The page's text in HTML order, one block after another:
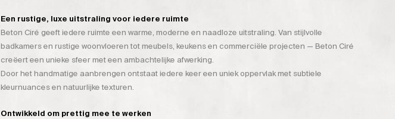
Een rustige, luxe uitstraling voor iedere ruimte
Beton Ciré geeft iedere ruimte een warme, moderne en naadloze uitstraling. Van stijlvolle
badkamers en rustige woonvloeren tot meubels, keukens en commerciële projecten — Beton Ciré
creëert een unieke sfeer met een ambachtelijke afwerking.
Door het handmatige aanbrengen ontstaat iedere keer een uniek oppervlak met subtiele
kleurnuances en natuurlijke texturen.
Ontwikkeld om prettig mee te werken